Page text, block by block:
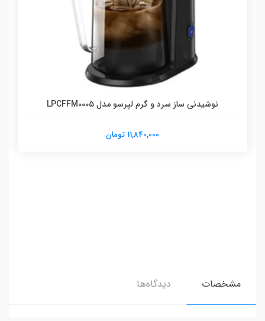
نوشیدنی ساز سرد و گرم لپرسو مدل LPCFFM0005
11,840,000 تومان
مشخصات دیدگاه‌ها